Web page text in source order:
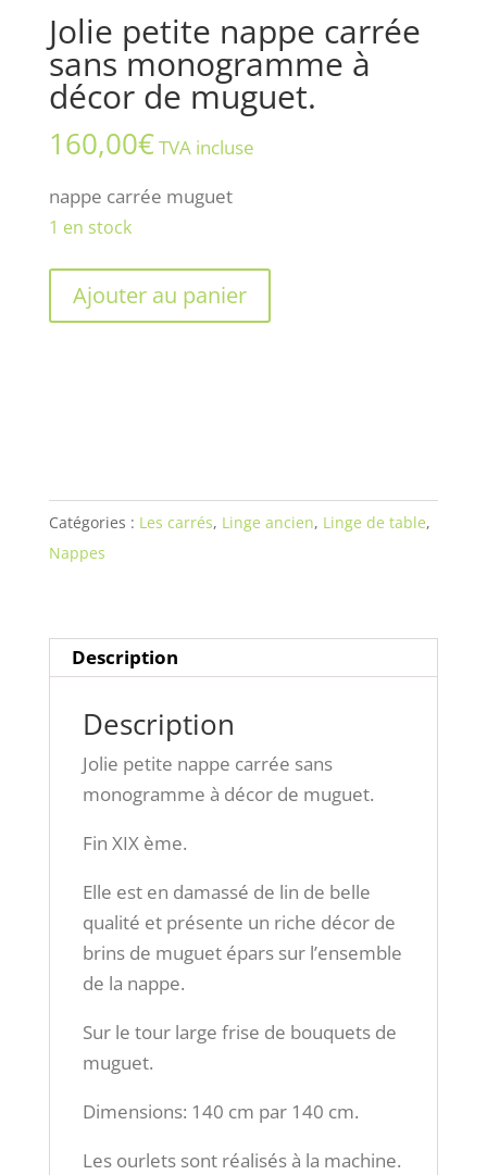
Jolie petite nappe carrée
sans monogramme à
décor de muguet.
160,00€TVA incluse
nappe carrée muguet
1 en stock
quantité
monogramme
à
décor
Ajouter au panier
Catégories : Les carrés, Linge ancien, Linge de table,
Nappes
Description
Description
Jolie petite nappe carrée sans
monogramme à décor de muguet.
Fin XIX ème.
Elle est en damassé de lin de belle
qualité et présente un riche décor de
brins de muguet épars sur l’ensemble
de la nappe.
Sur le tour large frise de bouquets de
muguet.
Dimensions: 140 cm par 140 cm.
Les ourlets sont réalisés à la machine.